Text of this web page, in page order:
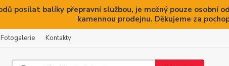
posílat balíky přepravní službou, je možný pouze osobní
kamennou prodejnu. Děkujeme za
Fotogalerie Kontakty